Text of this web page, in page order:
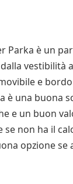
Parka è un
vestibilità
e
è una buona
e un buon
se non ha il
opzione se